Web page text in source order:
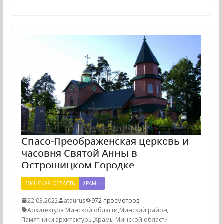
Спасо-Преображенская церковь и
часовня Святой Анны в
Острошицком Городке
МИНСКАЯ ОБЛАСТЬ ХРАМЫ
22.03.2022 ataurus
972 просмотров
Архитектура Минской области,Минский район,
Памятники архитектуры,Храмы Минской области